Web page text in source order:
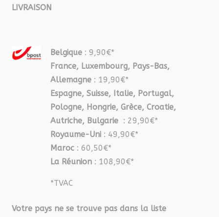
LIVRAISON
Belgique : 9,90€*
France, Luxembourg, Pays-Bas,
Allemagne : 19,90€*
Espagne, Suisse, Italie, Portugal,
Pologne, Hongrie, Grèce, Croatie,
Autriche, Bulgarie : 29,90€*
Royaume-Uni : 49,90€*
Maroc : 60,50€*
La Réunion : 108,90€*
*TVAC
Votre pays ne se trouve pas dans la liste